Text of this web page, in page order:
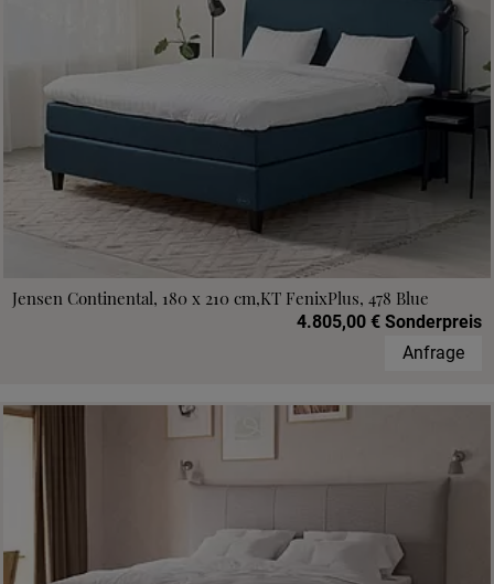
Jensen Continental, 180 x 210 cm,KT FenixPlus, 478 Blue
4.805,00 € Sonderpreis
Anfrage